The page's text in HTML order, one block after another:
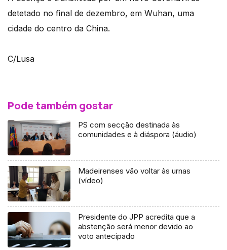
detetado no final de dezembro, em Wuhan, uma
cidade do centro da China.
C/Lusa
Pode também gostar
PS com secção destinada às
comunidades e à diáspora (áudio)
Madeirenses vão voltar às urnas
(vídeo)
Presidente do JPP acredita que a
abstenção será menor devido ao
voto antecipado